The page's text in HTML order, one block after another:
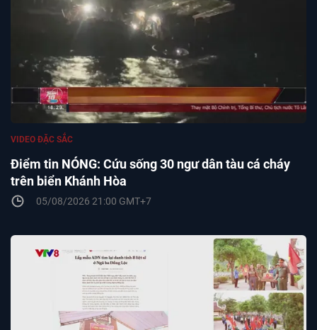
Điểm tin NÓNG: Cứu sống 30 ngư dân tàu cá cháy
trên biển Khánh Hòa
VIDEO ĐẶC SẮC
05/08/2026 21:00 GMT+7